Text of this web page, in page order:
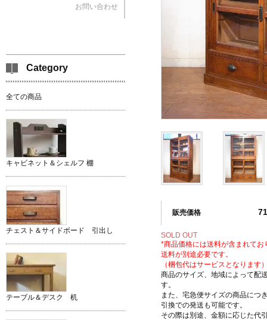
販売価格
SOLD OUT
*商品価格には送料が含まれてお
送料が別途必要です。
（梱包代はサービスとなります
商品のサイズ、地域によって配
す。
また、宅急便サイズの商品につ
引換での発送も可能です。
その際は別途、金額に応じた代
お問い合わせ
Category
全ての商品
キャビネット＆シェルフ 棚
チェスト＆サイドボード 引出し
テーブル＆デスク 机